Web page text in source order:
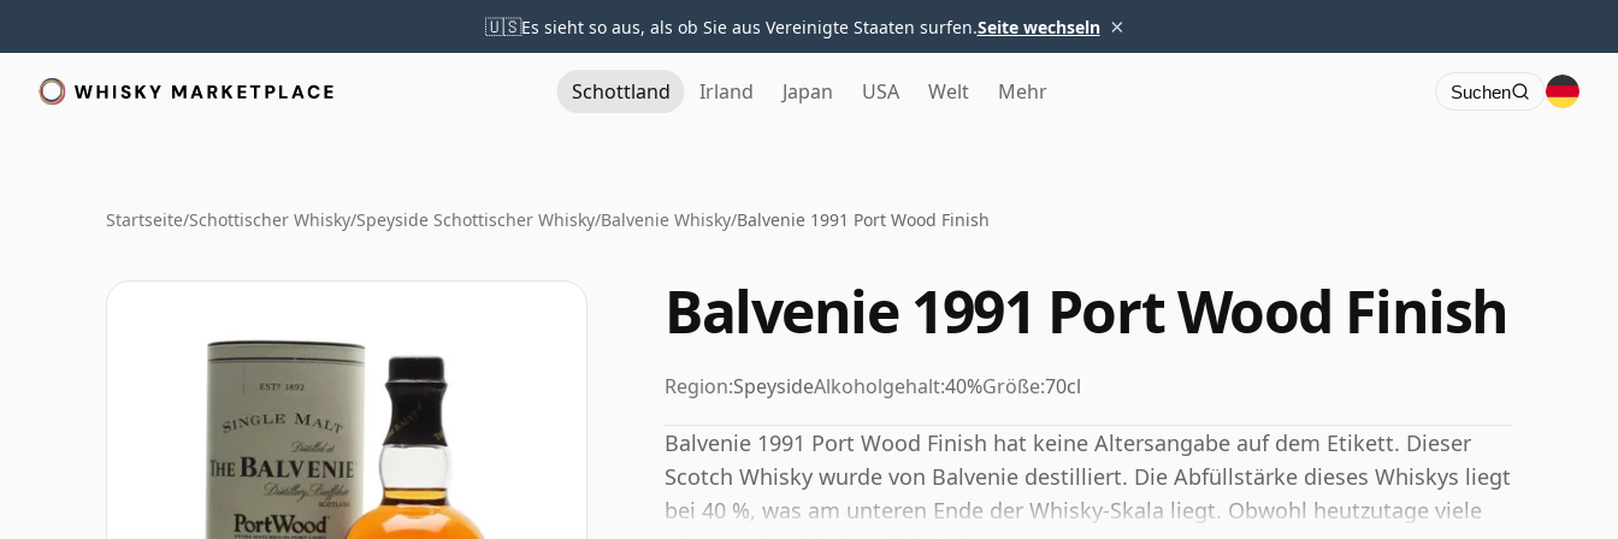
🇺🇸Es sieht so aus, als ob Sie aus Vereinigte Staaten surfen.Seite wechseln ×
Schottland Irland Japan USA Welt Mehr Suchen
Startseite/Schottischer Whisky/Speyside Schottischer Whisky/Balvenie Whisky/Balvenie 1991 Port Wood Finish
Balvenie 1991 Port Wood Finish
Region:SpeysideAlkoholgehalt:40%Größe:70cl
Balvenie 1991 Port Wood Finish hat keine Altersangabe auf dem Etikett. Dieser
Scotch Whisky wurde von Balvenie destilliert. Die Abfüllstärke dieses Whiskys liegt
bei 40 %, was am unteren Ende der Whisky-Skala liegt. Obwohl heutzutage viele